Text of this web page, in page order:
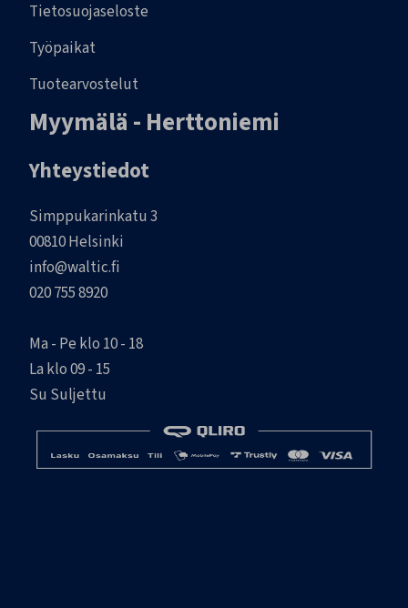
Tietosuojaseloste
Työpaikat
Tuotearvostelut
Myymälä - Herttoniemi
Yhteystiedot
Simppukarinkatu 3
00810 Helsinki
info@waltic.fi
020 755 8920
Ma - Pe klo 10 - 18
La klo 09 - 15
Su Suljettu